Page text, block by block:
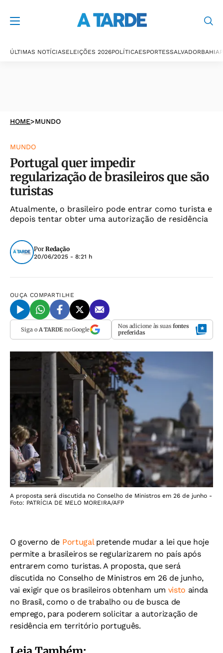
ÚLTIMAS NOTÍCIASELEIÇÕES 2026POLÍTICAESPORTESSALVADORBAHIA
HOME>MUNDO
MUNDO
Portugal quer impedir
regularização de brasileiros que são
turistas
Atualmente, o brasileiro pode entrar como turista e
depois tentar obter uma autorização de residência
Por Redação
20/06/2025 - 8:21 h
OUÇA COMPARTILHE
Siga o A TARDEno Google Nos adicione às suas fontes
preferidas
A proposta será discutida no Conselho de Ministros em 26 de junho -
Foto: PATRÍCIA DE MELO MOREIRA/AFP
O governo de Portugalpretende mudar a lei que hoje
permite a brasileiros se regularizarem no país após
entrarem como turistas. A proposta, que será
discutida no Conselho de Ministros em 26 de junho,
vai exigir que os brasileiros obtenham um visto ainda
no Brasil, como o de trabalho ou de busca de
emprego, para poderem solicitar a autorização de
residência em território português.